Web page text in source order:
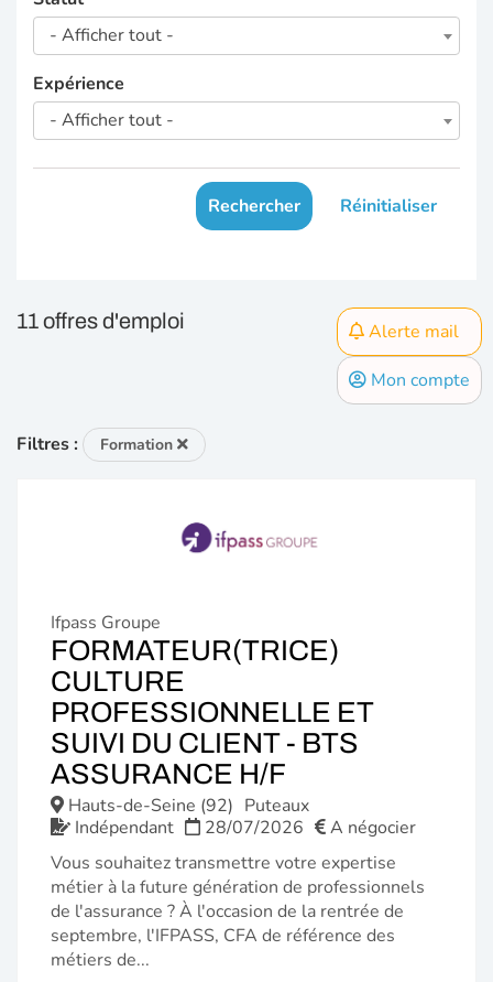
- Afficher tout -
Expérience
- Afficher tout -
Rechercher Réinitialiser
11 offres d'emploi
Alerte mail
Mon compte
Filtres : Formation
Ifpass Groupe
FORMATEUR(TRICE)
CULTURE
PROFESSIONNELLE ET
SUIVI DU CLIENT - BTS
ASSURANCE H/F
FENÊTRE)
Hauts-de-Seine (92) Puteaux
Indépendant
28/07/2026
A négocier
Vous souhaitez transmettre votre expertise
métier à la future génération de professionnels
de l'assurance ? À l'occasion de la rentrée de
septembre, l'IFPASS, CFA de référence des
métiers de...